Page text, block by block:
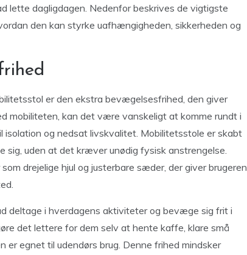
lette dagligdagen. Nedenfor beskrives de vigtigste
den kan styrke uafhængigheden, sikkerheden og
er den ekstra bevægelsesfrihed, den giver
mobiliteten, kan det være vanskeligt at komme rundt i
isolation og nedsat livskvalitet. Mobilitetsstole er skabt
uden at det kræver unødig fysisk anstrengelse.
drejelige hjul og justerbare sæder, der giver brugeren
deltage i hverdagens aktiviteter og bevæge sig frit i
det lettere for dem selv at hente kaffe, klare små
er egnet til udendørs brug. Denne frihed mindsker